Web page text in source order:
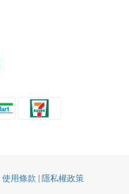
使用條款 | 隱私權政策